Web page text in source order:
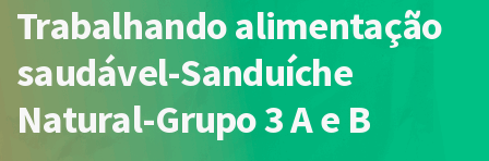
Trabalhando alimentação
saudável-Sanduíche
Natural-Grupo 3 A e B